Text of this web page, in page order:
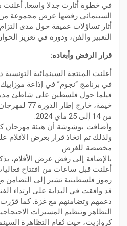
في خطوة أثارت جدلا واسعا, أعلنت
السينمائي رفضها عرض مجموعة من
أثار تساؤلات عميقة حول مدى
التعبير والفن، ودوره في تعزيز
قرار الرفض وأبعاده:
أعلنت المنتجة السينمائية
فيلما حول فلسطين على شاطئ
خيمة، خارج
من 14 إلى 25 ماي 2024.
وأضافت بوشوشة أن هيئة مهرجان
ولذلك تم اتخاذ قرار بعرض
مخصصة للغرض.
بالإضافة إلى رفض عرض الأفلام،
أعلنت قبل ساعات من افتتاح
رموز فلسطينية تشير إلى التضامن
قد وافقت في البداية على ارتداء
دعمهم وتضامنهم مع غزة. كما قرّرت
التظاهر وتنظيم المسيرات
كروازيت، حيث تُقام التظاهرة